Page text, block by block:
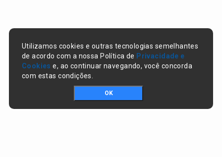
Utilizamos cookies e outras tecnologias semelhantes
de acordo com a nossa Política de Privacidade e
Cookies e, ao continuar navegando, você concorda
com estas condições.
OK